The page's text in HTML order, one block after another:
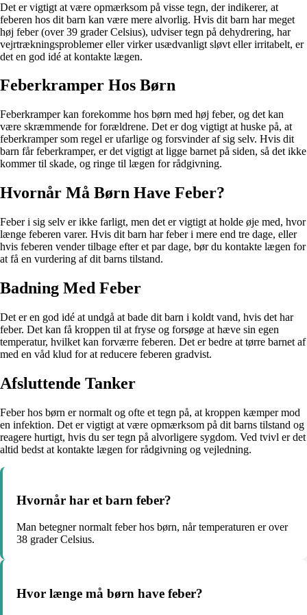
Det er vigtigt at være opmærksom på visse tegn, der indikerer, at
feberen hos dit barn kan være mere alvorlig. Hvis dit barn har meget
høj feber (over 39 grader Celsius), udviser tegn på dehydrering, har
vejrtrækningsproblemer eller virker usædvanligt sløvt eller irritabelt, er
det en god idé at kontakte lægen.
Feberkramper Hos Børn
Feberkramper kan forekomme hos børn med høj feber, og det kan
være skræmmende for forældrene. Det er dog vigtigt at huske på, at
feberkramper som regel er ufarlige og forsvinder af sig selv. Hvis dit
barn får feberkramper, er det vigtigt at ligge barnet på siden, så det ikke
kommer til skade, og ringe til lægen for rådgivning.
Hvornår Må Børn Have Feber?
Feber i sig selv er ikke farligt, men det er vigtigt at holde øje med, hvor
længe feberen varer. Hvis dit barn har feber i mere end tre dage, eller
hvis feberen vender tilbage efter et par dage, bør du kontakte lægen for
at få en vurdering af dit barns tilstand.
Badning Med Feber
Det er en god idé at undgå at bade dit barn i koldt vand, hvis det har
feber. Det kan få kroppen til at fryse og forsøge at hæve sin egen
temperatur, hvilket kan forværre feberen. Det er bedre at tørre barnet af
med en våd klud for at reducere feberen gradvist.
Afsluttende Tanker
Feber hos børn er normalt og ofte et tegn på, at kroppen kæmper mod
en infektion. Det er vigtigt at være opmærksom på dit barns tilstand og
reagere hurtigt, hvis du ser tegn på alvorligere sygdom. Ved tvivl er det
altid bedst at kontakte lægen for rådgivning og vejledning.
Hvornår har et barn feber?
Man betegner normalt feber hos børn, når temperaturen er over
38 grader Celsius.
Hvor længe må børn have feber?